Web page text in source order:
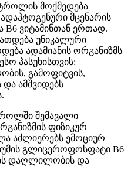
მოქმედება
მცენარის
B6 ვიტამინთან ერთად.
უნიკალური
ადამიანის ორგანიზმს
პასუხისთვის:
გამოფიტვის,
ამშვიდებს
შემავალი
ფიზიკურ
აძლიერებს ემოციურ
გლიცეროფოსფატი B6
დაღლილობის და